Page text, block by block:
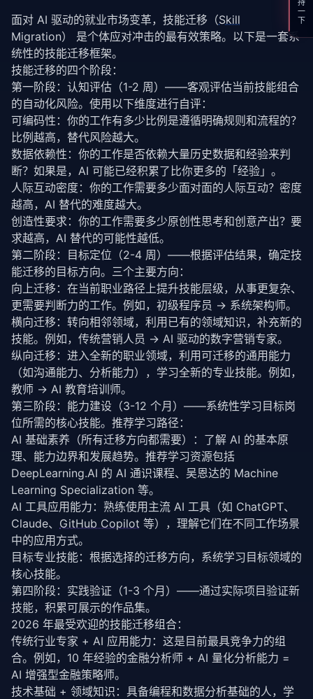
面对 AI 驱动的就业市场变革，技能迁移（Skill
Migration） 是个体应对冲击的最有效策略。以下是一套系
统性的技能迁移框架。
技能迁移的四个阶段：
第一阶段：认知评估（1-2 周）——客观评估当前技能组合
的自动化风险。使用以下维度进行自评：
可编码性：你的工作有多少比例是遵循明确规则和流程的？
比例越高，替代风险越大。
数据依赖性：你的工作是否依赖大量历史数据和经验来判
断？如果是，AI 可能已经积累了比你更多的「经验」。
人际互动密度：你的工作需要多少面对面的人际互动？密度
越高，AI 替代的难度越大。
创造性要求：你的工作需要多少原创性思考和创意产出？要
求越高，AI 替代的可能性越低。
第二阶段：目标定位（2-4 周）——根据评估结果，确定技
能迁移的目标方向。三个主要方向：
向上迁移：在当前职业路径上提升技能层级，从事更复杂、
更需要判断力的工作。例如，初级程序员 → 系统架构师。
横向迁移：转向相邻领域，利用已有的领域知识，补充新的
技能。例如，传统营销人员 → AI 驱动的数字营销专家。
纵向迁移：进入全新的职业领域，利用可迁移的通用能力
（如沟通能力、分析能力），学习全新的专业技能。例如，
教师 → AI 教育培训师。
第三阶段：能力建设（3-12 个月）——系统性学习目标岗
位所需的核心技能。推荐学习路径：
AI 基础素养（所有迁移方向都需要）：了解 AI 的基本原
理、能力边界和发展趋势。推荐学习资源包括
DeepLearning.AI 的 AI 通识课程、吴恩达的 Machine
Learning Specialization 等。
AI 工具应用能力：熟练使用主流 AI 工具（如 ChatGPT、
Claude、 GitHub Copilot 等），理解它们在不同工作场景
中的应用方式。
目标专业技能：根据选择的迁移方向，系统学习目标领域的
核心技能。
第四阶段：实践验证（1-3 个月）——通过实际项目验证新
技能，积累可展示的作品集。
2026 年最受欢迎的技能迁移组合：
传统行业专家 + AI 应用能力：这是目前最具竞争力的组
合。例如，10 年经验的金融分析师 + AI 量化分析能力 =
AI 增强型金融策略师。
技术基础 + 领域知识：具备编程和数据分析基础的人，学